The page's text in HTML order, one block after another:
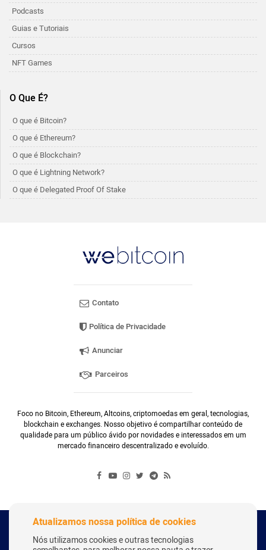
Podcasts
Guias e Tutoriais
Cursos
NFT Games
O Que É?
O que é Bitcoin?
O que é Ethereum?
O que é Blockchain?
O que é Lightning Network?
O que é Delegated Proof Of Stake
Contato
Política de Privacidade
Anunciar
Parceiros
Foco no Bitcoin, Ethereum, Altcoins, criptomoedas em geral, tecnologias,
blockchain e exchanges. Nosso objetivo é compartilhar conteúdo de
qualidade para um público ávido por novidades e interessados em um
mercado financeiro descentralizado e evoluído.
Copyright Webitcoin 2018 - Todos os Direitos Reservados
Atualizamos nossa política de cookies
Nós utilizamos cookies e outras tecnologias